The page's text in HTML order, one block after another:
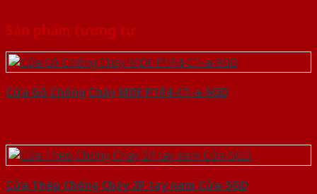
Sản phẩm tương tự
Cửa Gỗ Chống Cháy MDF P1R4-C1-a-SGD
Cửa Thép Chống Cháy 2P tay nam Cửa-SGD